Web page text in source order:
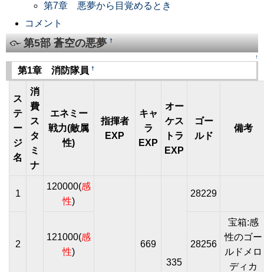
第7章 悪夢から目覚めるとき
コメント
第5部 蒼空の悪夢†
↑
第1章 消防隊員 †
ス
テ
ー
ジ
名
消
費
ス
タ
ミ
ナ
エネミー
戦力(敵属
性)
指揮者
EXP
キャ
ラ
EXP
オー
ケス
トラ
EXP
ゴー
ルド
備考
1
120000(感
性)
669
335
28229
2
121000(感
性)
28256
宝箱:感
性のゴー
ルドメロ
ディカ